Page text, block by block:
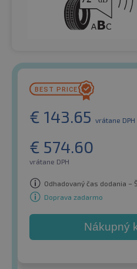
€ 143.65 vrátane DPH
€ 574.60
vrátane DPH
Odhadovaný čas dodania –
Doprava zadarmo
Nákupný